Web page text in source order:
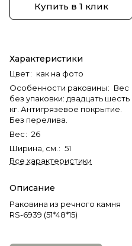
Купить в 1 клик
Характеристики
Цвет: как на фото
Особенности раковины: Вес
без упаковки: двадцать шесть
кг. Антигрязевое покрытие.
Без перелива.
Вес: 26
Ширина, см. : 51
Все характеристики
Описание
Раковина из речного камня
RS-6939 (51*48*15)